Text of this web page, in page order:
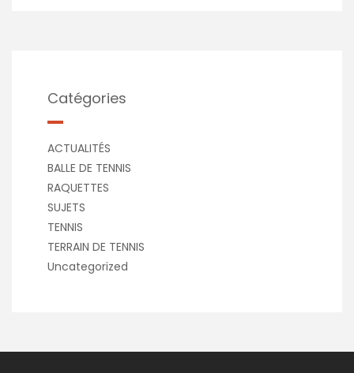
Catégories
ACTUALITÉS
BALLE DE TENNIS
RAQUETTES
SUJETS
TENNIS
TERRAIN DE TENNIS
Uncategorized